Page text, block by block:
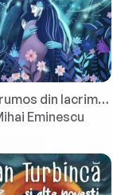
Făt-Frumos din lacrimă și alte basme
Eminescu